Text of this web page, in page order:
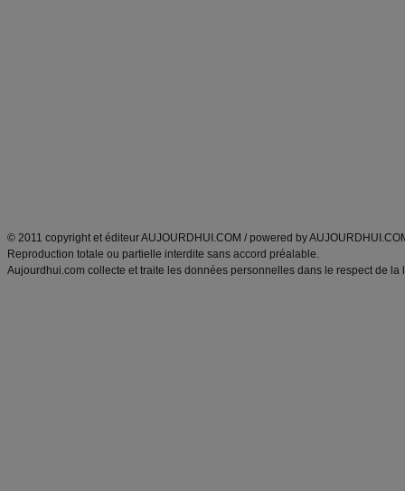
© 2011 copyright et éditeur AUJOURDHUI.COM / powered by
Reproduction totale ou partielle interdite sans accord préalable.
Aujourdhui.com collecte et traite les données personnelles dans le respect de